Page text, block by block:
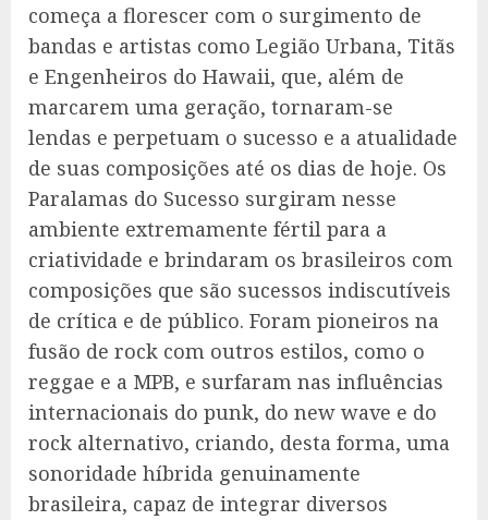
começa a florescer com o surgimento de
bandas e artistas como Legião Urbana, Titãs
e Engenheiros do Hawaii, que, além de
marcarem uma geração, tornaram-se
lendas e perpetuam o sucesso e a atualidade
de suas composições até os dias de hoje. Os
Paralamas do Sucesso surgiram nesse
ambiente extremamente fértil para a
criatividade e brindaram os brasileiros com
composições que são sucessos indiscutíveis
de crítica e de público. Foram pioneiros na
fusão de rock com outros estilos, como o
reggae e a MPB, e surfaram nas influências
internacionais do punk, do new wave e do
rock alternativo, criando, desta forma, uma
sonoridade híbrida genuinamente
brasileira, capaz de integrar diversos